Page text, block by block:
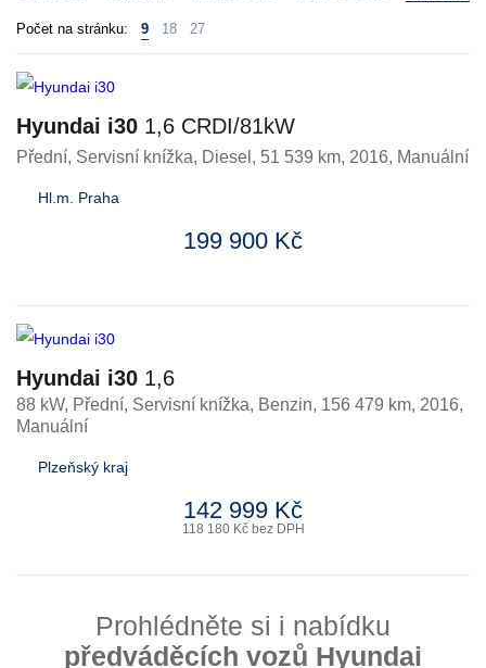
Počet na stránku: 9 18 27
Hyundai i30 1,6 CRDI/81kW
Přední, Servisní knížka, Diesel , 51 539 km, 2016, Manuální
Hl.m. Praha
199 900 Kč
Hyundai i30 1,6
88 kW, Přední, Servisní knížka, Benzin, 156 479 km, 2016,
Manuální
Plzeňský kraj
142 999 Kč
118 180 Kč bez DPH
Prohlédněte si i nabídku
předváděcích vozů Hyundai